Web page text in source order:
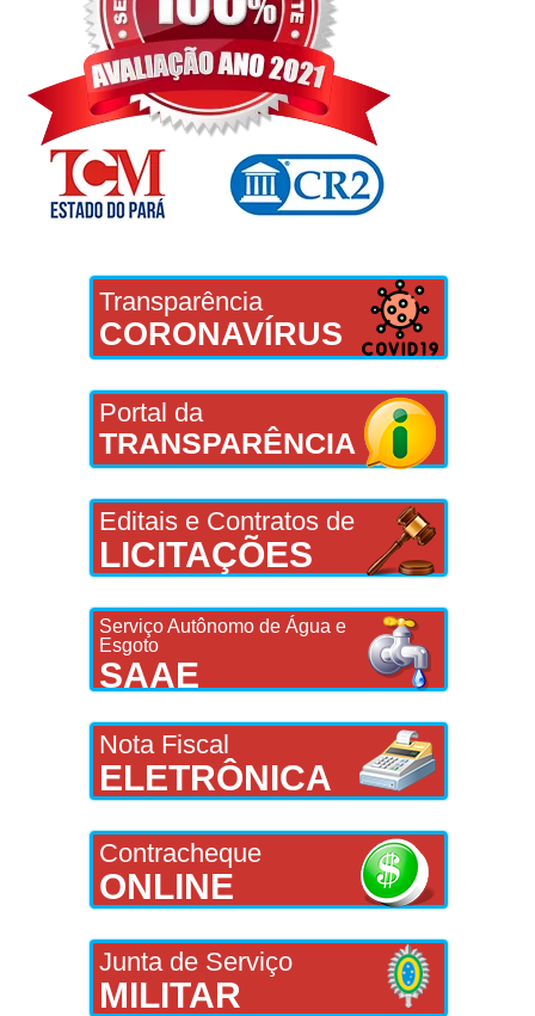
Transparência
CORONAVÍRUS
Portal da
TRANSPARÊNCIA
Editais e Contratos de
LICITAÇÕES
Serviço Autônomo de Água e
Esgoto
SAAE
Nota Fiscal
ELETRÔNICA
Contracheque
ONLINE
Junta de Serviço
MILITAR